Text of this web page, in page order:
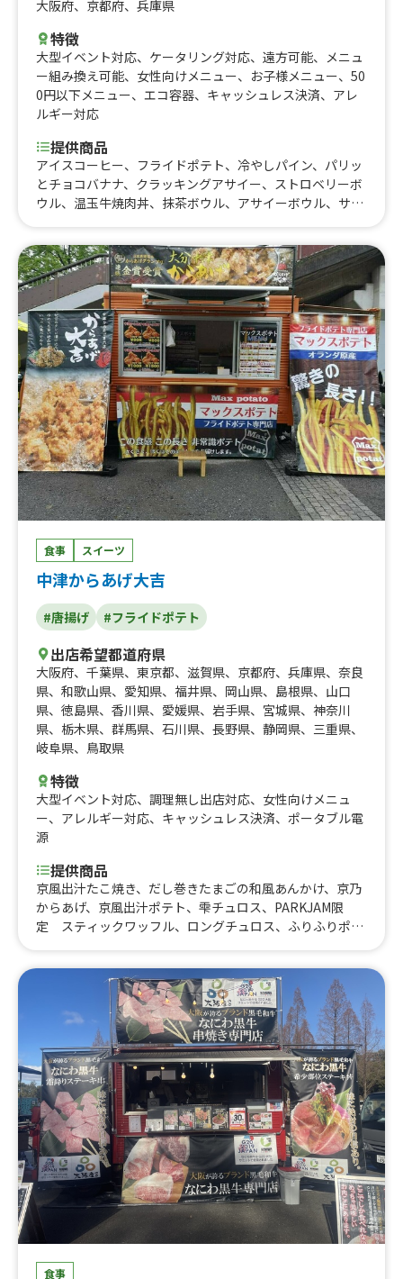
大阪府、 京都府、 兵庫県
特徴
大型イベント対応、 ケータリング対応、 遠方可能、
メニュ
ー組み換え可能、 女性向けメニュー、 お子様メニュー、 50
0円以下メニュー、 エコ容器、 キャッシュレス決済、 アレ
ルギー対応
提供商品
アイスコーヒー、フライドポテト、冷やしパイン、パリッ
とチョコバナナ、クラッキングアサイー、ストロベリーボ
ウル、温玉牛焼肉丼、抹茶ボウル、アサイーボウル、サク
食事 スイーツ
中津からあげ大吉
#唐揚げ #フライドポテト
出店希望都道府県
大阪府、 千葉県、 東京都、 滋賀県、 京都府、 兵庫県、 奈良
県、 和歌山県、 愛知県、 福井県、 岡山県、 島根県、 山口
県、 徳島県、 香川県、 愛媛県、 岩手県、 宮城県、 神奈川
県、 栃木県、 群馬県、 石川県、 長野県、 静岡県、 三重県、
岐阜県、 鳥取県
特徴
大型イベント対応、 調理無し出店対応、 女性向けメニュ
ー、 アレルギー対応、 キャッシュレス決済、 ポータブル電
源
提供商品
京風出汁たこ焼き、だし巻きたまごの和風あんかけ、京乃
からあげ、京風出汁ポテト、雫チュロス、PARKJAM限
定 スティックワッフル、ロングチュロス、ふりふりポテ
あげ丼、とろとろ杏仁豆腐、台湾からあげ、ジーロー飯、
ルーロー飯、トロトロ豚バラ軟骨角煮飯、チキンオーバー
ライス、鶏皮せんべい、MAXポテト、中津からあげ
食事